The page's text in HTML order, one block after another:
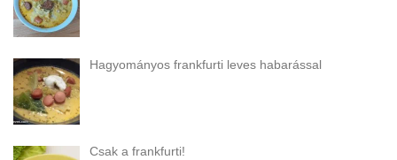
Hagyományos frankfurti leves habarással
Csak a frankfurti!